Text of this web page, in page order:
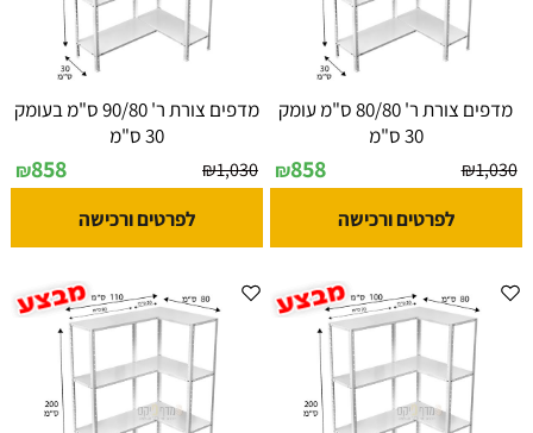
מדפים צורת ר' 80/80 ס"מ עומק
30 ס"מ
₪1,030
₪858
לפרטים ורכישה
מדפים צורת ר' 90/80 ס"מ בעומק
30 ס"מ
₪1,030
₪858
לפרטים ורכישה